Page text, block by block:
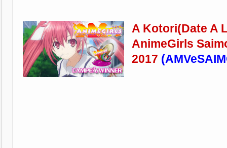
A Kotori(Date A
AnimeGirls
2017